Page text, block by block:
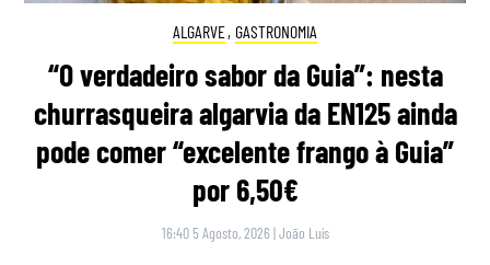
ALGARVE, GASTRONOMIA
“O verdadeiro sabor da Guia”: nesta
churrasqueira algarvia da EN125 ainda
pode comer “excelente frango à Guia”
por 6,50€
16:40 5 Agosto, 2026 |João Luís